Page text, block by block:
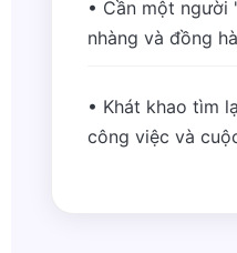
• Cần một người
nhàng và đồng
• Khát khao tìm
công việc và